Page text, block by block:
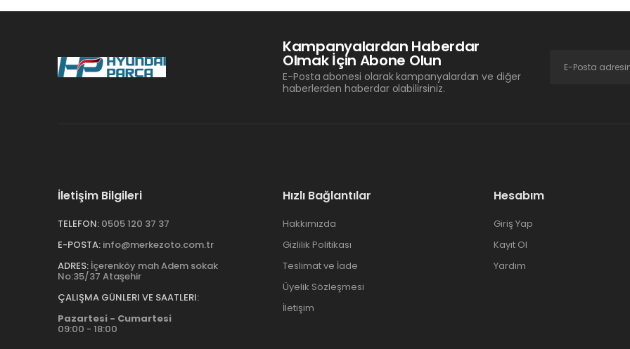
Kampanyalardan Haberdar
Olmak İçin Abone Olun
E-Posta abonesi olarak kampanyalardan ve diğer
haberlerden haberdar olabilirsiniz.
İletişim Bilgileri
TELEFON: 0505 120 37 37
E-POSTA: info@merkezoto.com.tr
ADRES: İçerenköy mah Adem sokak
No:35/37 Ataşehir
ÇALIŞMA GÜNLERI VE SAATLERI:
Pazartesi - Cumartesi
09:00 - 18:00
Hızlı Bağlantılar
Hakkımızda
Gizlilik Politikası
Teslimat ve İade
Üyelik Sözleşmesi
İletişim
Hesabım
Giriş Yap
Kayıt Ol
Yardım